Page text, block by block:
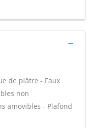
de plâtre - Faux
non
amovibles - Plafond